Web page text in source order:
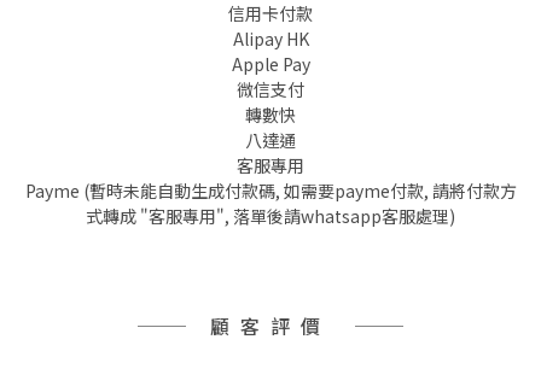
信用卡付款
Alipay HK
Apple Pay
微信支付
轉數快
八達通
客服專用
Payme (暫時未能自動生成付款碼, 如需要payme付款, 請將付款方
式轉成 "客服專用", 落單後請whatsapp客服處理)
顧客評價